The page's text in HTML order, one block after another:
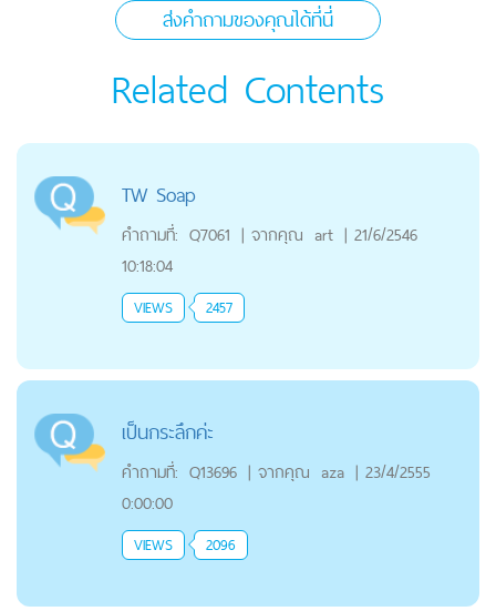
ส่งคำถามของคุณได้ที่นี่
Related Contents
TW Soap
คำถามที่: Q7061 | จากคุณ art | 21/6/2546
10:18:04
VIEWS 2457
เป็นกระลึกค่ะ
คำถามที่: Q13696 | จากคุณ aza | 23/4/2555
0:00:00
VIEWS 2096